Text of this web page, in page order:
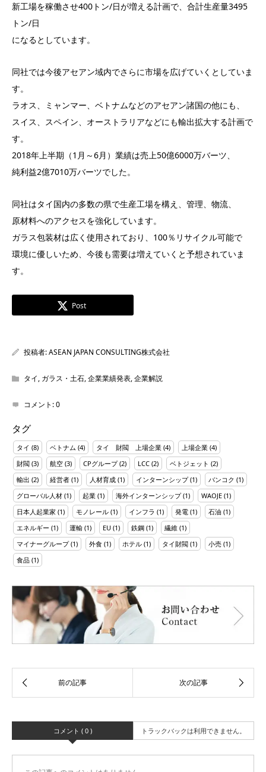
新工場を稼働させ400トン/日が増える計画で、合計生産量3495
トン/日
になるとしています。
同社では今後アセアン域内でさらに市場を広げていくとしていま
す。
ラオス、ミャンマー、ベトナムなどのアセアン諸国の他にも、
スイス、スペイン、オーストラリアなどにも輸出拡大する計画で
す。
2018年上半期（1月～6月）業績は売上50億6000万バーツ、
純利益2億7010万バーツでした。
同社はタイ国内の多数の県で生産工場を構え、管理、物流、
原材料へのアクセスを強化しています。
ガラス包装材は広く使用されており、100％リサイクル可能で
環境に優しいため、今後も需要は増えていくと予想されていま
す。
Post
投稿者:ASEAN JAPAN CONSULTING株式会社
タイ, ガラス・土石,企業業績発表,企業解説
コメント:0
タグ
タイ (8) ベトナム (4) タイ 財閥 上場企業 (4) 上場企業 (4)
財閥 (3) 航空 (3) CPグループ(2) LCC (2) ベトジェット (2)
輸出 (2) 経営者 (1) 人材育成 (1) インターンシップ(1) バンコク (1)
グローバル人材 (1) 起業 (1) 海外インターンシップ(1) WAOJE (1)
日本人起業家 (1) モノレール (1) インフラ (1) 発電 (1) 石油 (1)
エネルギー (1) 運輸 (1) EU (1) 鉄鋼 (1) 繊維 (1)
マイナーグループ(1) 外食 (1) ホテル (1) タイ財閥 (1) 小売 (1)
食品 (1)
コメント ( 0 ) トラックバックは利用できません。